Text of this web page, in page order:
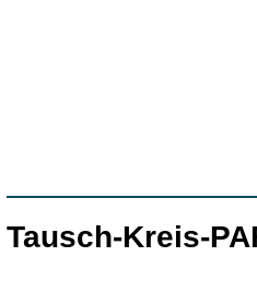
Tausch-Kreis-